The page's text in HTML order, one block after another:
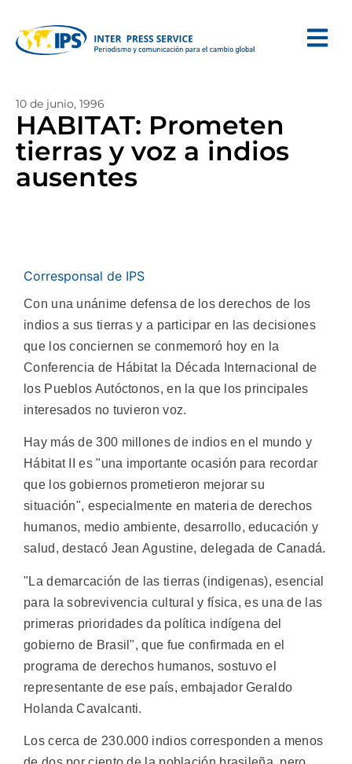
10 de junio, 1996
HABITAT: Prometen
tierras y voz a indios
ausentes
Corresponsal de IPS
Con una unánime defensa de los derechos de los
indios a sus tierras y a participar en las decisiones
que los conciernen se conmemoró hoy en la
Conferencia de Hábitat la Década Internacional de
los Pueblos Autóctonos, en la que los principales
interesados no tuvieron voz.
Hay más de 300 millones de indios en el mundo y
Hábitat II es "una importante ocasión para recordar
que los gobiernos prometieron mejorar su
situación", especialmente en materia de derechos
humanos, medio ambiente, desarrollo, educación y
salud, destacó Jean Agustine, delegada de Canadá.
"La demarcación de las tierras (indigenas), esencial
para la sobrevivencia cultural y física, es una de las
primeras prioridades da política indígena del
gobierno de Brasil", que fue confirmada en el
programa de derechos humanos, sostuvo el
representante de ese país, embajador Geraldo
Holanda Cavalcanti.
Los cerca de 230.000 indios corresponden a menos